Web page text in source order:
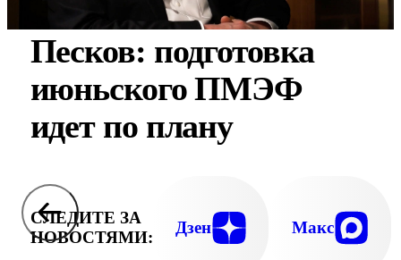
Песков: подготовка
июньского ПМЭФ
идет по плану
СЛЕДИТЕ ЗА
НОВОСТЯМИ:
Дзен Макс